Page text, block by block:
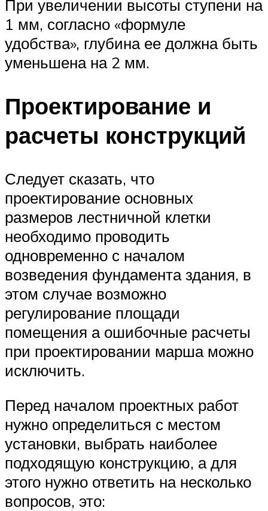
При увеличении высоты ступени на
1 мм, согласно «формуле
удобства», глубина ее должна быть
уменьшена на 2 мм.
Проектирование и
расчеты конструкций
Следует сказать, что
проектирование основных
размеров лестничной клетки
необходимо проводить
одновременно с началом
возведения фундамента здания, в
этом случае возможно
регулирование площади
помещения а ошибочные расчеты
при проектировании марша можно
исключить.
Перед началом проектных работ
нужно определиться с местом
установки, выбрать наиболее
подходящую конструкцию, а для
этого нужно ответить на несколько
вопросов, это: